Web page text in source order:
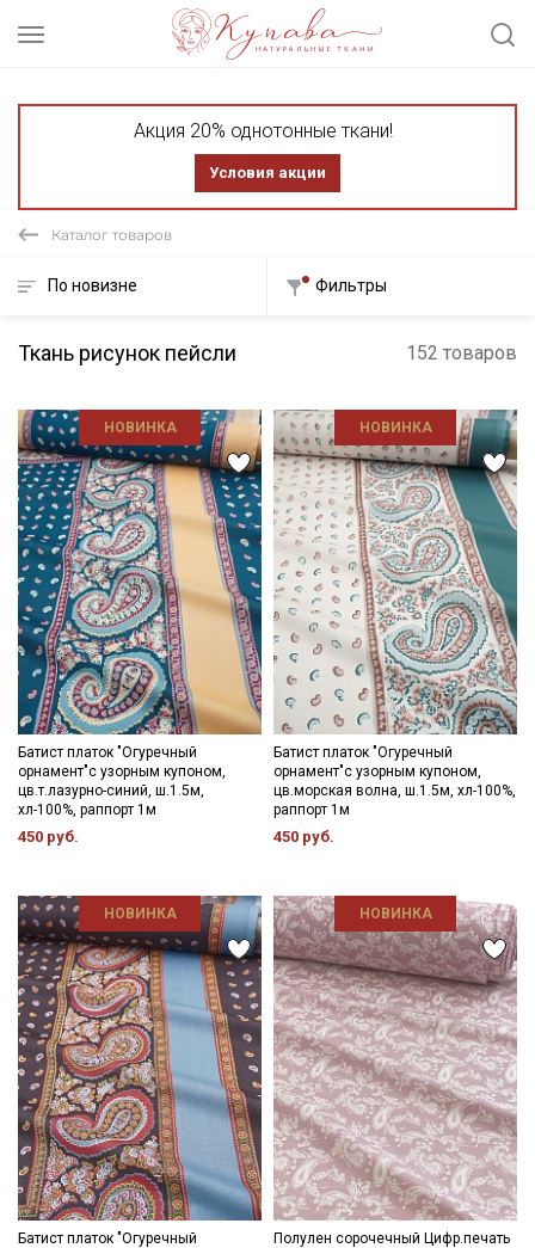
Акция 20% однотонные ткани!
Условия акции
Каталог товаров
По новизне Фильтры
Ткань рисунок пейсли 152 товаров
НОВИНКА
Батист платок "Огуречный
орнамент"с узорным купоном,
цв.т.лазурно-синий, ш.1.5м,
хл-100%, раппорт 1м
450 руб.
НОВИНКА
Батист платок "Огуречный
орнамент"с узорным купоном,
цв.морская волна, ш.1.5м, хл-100%,
раппорт 1м
450 руб.
НОВИНКА
Батист платок "Огуречный
НОВИНКА
Полулен сорочечный Цифр.печать